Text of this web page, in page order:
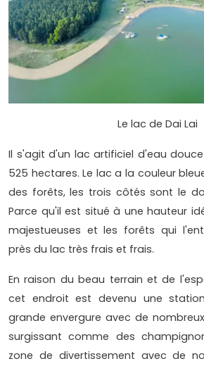
Le lac de Dai Lai
Il s'agit d'un lac artificiel d'eau
525 hectares. Le lac a la couleur
des forêts, les trois côtés sont le
Parce qu'il est situé à une hauteur
majestueuses et les forêts qui
près du lac très frais et frais.
En raison du beau terrain et de
cet endroit est devenu une
grande envergure avec de
surgissant comme des
zone de divertissement avec de